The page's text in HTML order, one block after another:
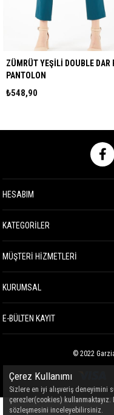
Ekru DOUBLE DAR PAÇA
HESABIM
KATEGORİLER
MÜŞTERİ HİZMETLERİ
KURUMSAL
E-BÜLTEN KAYIT
© 2022
Çerez Kullanımı
Sizlere en iyi alışveriş deneyimini
çerezler(cookies) kullanmaktayız.
sözleşmesini inceleyebilirsiniz.